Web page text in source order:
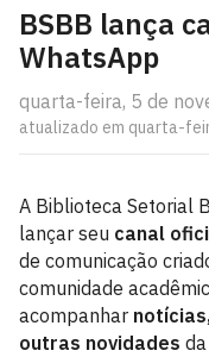
BSBB lança
WhatsApp
quarta-feira, 5 de
atualizado em quarta-
A Biblioteca Setorial
lançar seu canal
de comunicação
comunidade
acompanhar
outras novidades